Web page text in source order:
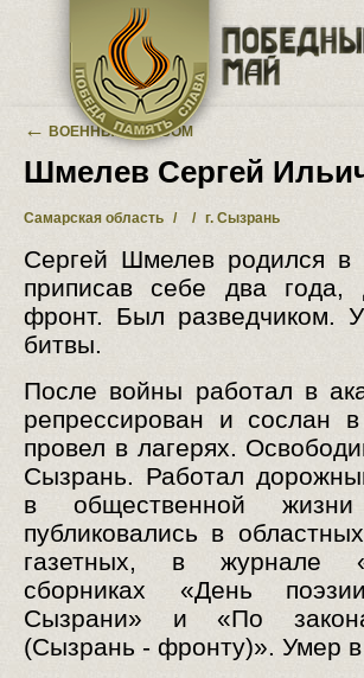
Перейти к основному содержанию
← ВОЕННЫЙ АЛЬБОМ
Шмелев Сергей
Самарская область / / г. Сызрань
Сергей Шмелев родился в
приписав себе два
фронт. Был разведчиком.
битвы.
После войны работал в
репрессирован и сослан
провел в лагерях.
Сызрань. Работал
в общественной
публиковались в
газетных, в журнале
сборниках «День
Сызрани» и «По
(Сызрань - фронту)». Умер в